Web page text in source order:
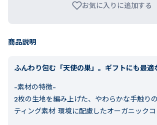
お気に入りに追加する
商品説明
ふんわり包む「天使の巣」。ギフトにも最適
-素材の特徴-
2枚の生地を編み上げた、やわらかな手触り
ティング素材 環境に配慮したオーガニック